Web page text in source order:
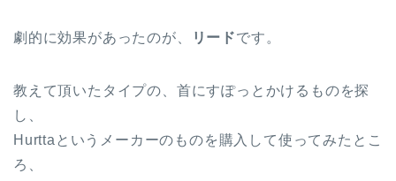
劇的に効果があったのが、 リードです。
教えて頂いたタイプの、首にすぽっとかけるものを探
し、
Hurttaというメーカーのものを購入して使ってみたとこ
ろ、